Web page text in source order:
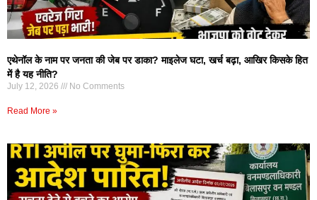
एथेनॉल के नाम पर जनता की जेब पर डाका? माइलेज घटा, खर्च बढ़ा, आखिर किसके हित
में है यह नीति?
July 12, 2026 No Comments
Read More »